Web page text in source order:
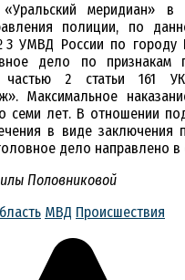
меридиан» в
полиции, по
УМВД России по городу
дело по признакам
частью 2 статьи 161
Максимальное
семи лет. В отношении
в виде заключения
дело направлено в
Половниковой
МВД Происшествия